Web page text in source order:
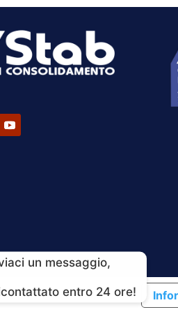
un messaggio,
entro 24 ore!